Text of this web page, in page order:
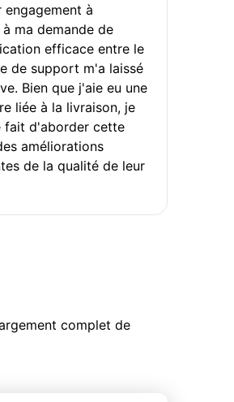
à
ma demande de
efficace entre le
de support m'a laissé
Bien que j'aie eu une
liée à la livraison, je
fait d'aborder cette
améliorations
de la qualité de leur
complet de